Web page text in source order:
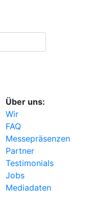
Über uns:
Wir
FAQ
Messepräsenzen
Partner
Testimonials
Jobs
Mediadaten